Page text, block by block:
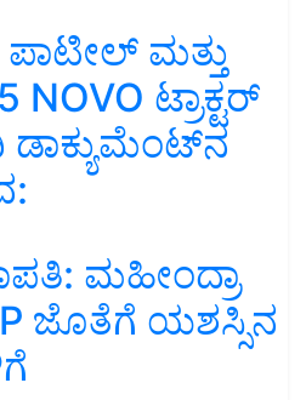
ಮತ್ತು
ಟ್ರಾಕ್ಟರ್
ಡಾಕ್ಯುಮೆಂಟ್‌ನ
ಮಹೀಂದ್ರಾ
ಜೊತೆಗೆ ಯಶಸ್ಸಿನ